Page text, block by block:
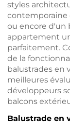
styles
contemporaine
ou encore d'un
appartement
parfaitement.
de la
balustrades en
meilleures
développeurs
balcons
Balustrade en